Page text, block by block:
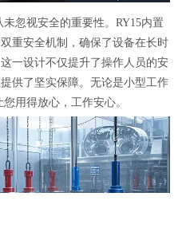
忽视安全的重要性。RY15内置
重安全机制，确保了设备在长时
一设计不仅提升了操作人员的安
供了坚实保障。无论是小型工作
用得放心，工作安心。